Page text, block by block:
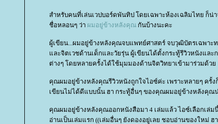
สำหรับคนที่เล่นเวปบอร์ดพันทิป โดยเฉพาะห้องเฉลิมไทย ก็
ชื่อหลอนๆ ว่า ผมอยู่ข้างหลังคุณ กันบ้างนะคะ
ผู้เขียน...ผมอยู่ข้างหลังคุณจบแพทย์ศาสตร์ จบวุฒิบัตรเฉพาะ
ละจิตเวชด้านเด็กและวัยรุ่น ผู้เขียนได้ตั้งกระทู้รีวิวหนังและก
ต่างๆ โดยหลายครั้งได้ใช้มุมมองด้านจิตวิทยาเข้ามาร่วมด้วย
คุณผมอยู่ข้างหลังคุณรีวิวหนังถูกใจไอซ์ค่ะ เพราะหลายๆ ครั้
เขียนไม่ได้ดีแบบนั้น ฮา กระทู้อื่นๆ ของคุณผมอยู่ข้างหลังคุณ
คุณผมอยู่ข้างหลังคุณออกหนังสือมา 4 เล่มแล้ว ไอซ์เลือกเล่ม
อ่านเป็นเล่มแรก ((เล่มอื่นๆ ยังดองอยู่เลย ชอบอ่านของใหม่ ฮ